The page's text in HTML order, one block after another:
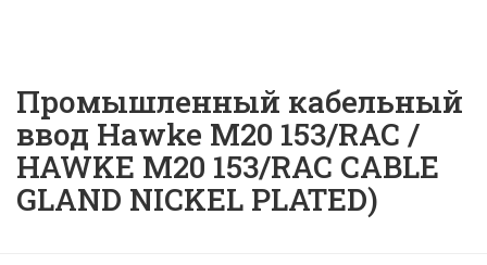
Промышленный кабельный
ввод Hawke M20 153/RAC /
HAWKE M20 153/RAC CABLE
GLAND NICKEL PLATED)